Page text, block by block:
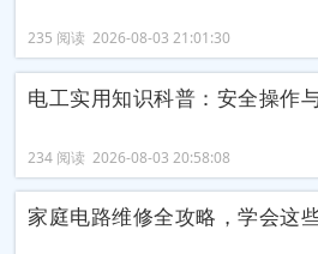
235 阅读 2026-08-03 21:01:30
电工实用知识科普：安全操作
234 阅读 2026-08-03 20:58:08
家庭电路维修全攻略，学会这